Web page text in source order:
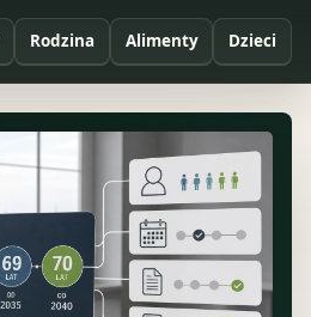
Rodzina Alimenty Dzieci